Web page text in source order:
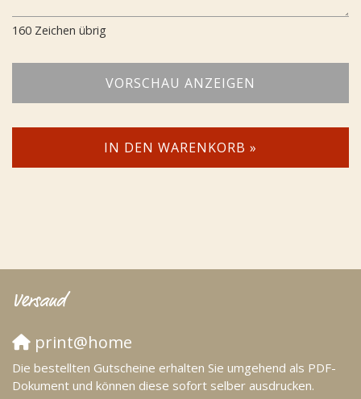
160 Zeichen übrig
VORSCHAU ANZEIGEN
IN DEN WARENKORB »
Versand
print@home
Die bestellten Gutscheine erhalten Sie umgehend als PDF-
Dokument und können diese sofort selber ausdrucken.